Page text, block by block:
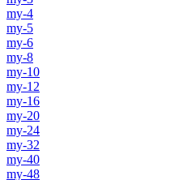
my-4
my-5
my-6
my-8
my-10
my-12
my-16
my-20
my-24
my-32
my-40
my-48